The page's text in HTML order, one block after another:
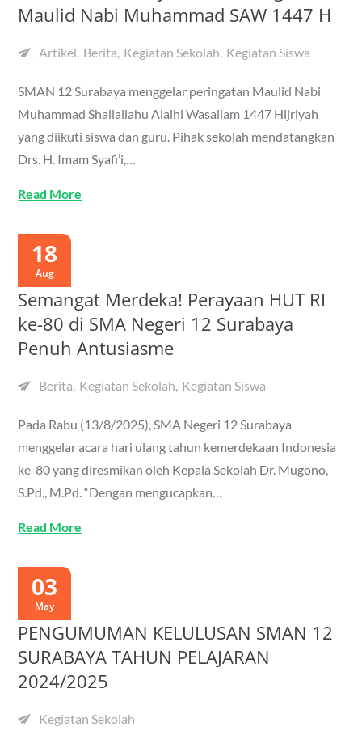
Maulid Nabi Muhammad SAW 1447 H
Artikel Berita Kegiatan Sekolah Kegiatan Siswa
SMAN 12 Surabaya menggelar peringatan Maulid Nabi
Muhammad Shallallahu Alaihi Wasallam 1447 Hijriyah
yang diikuti siswa dan guru. Pihak sekolah mendatangkan
Drs. H. Imam Syafi’i,…
Read More
18
Aug
Semangat Merdeka! Perayaan HUT RI
ke-80 di SMA Negeri 12 Surabaya
Penuh Antusiasme
Berita Kegiatan Sekolah Kegiatan Siswa
Pada Rabu (13/8/2025), SMA Negeri 12 Surabaya
menggelar acara hari ulang tahun kemerdekaan Indonesia
ke-80 yang diresmikan oleh Kepala Sekolah Dr. Mugono,
S.Pd., M.Pd. “Dengan mengucapkan…
Read More
03
May
PENGUMUMAN KELULUSAN SMAN 12
SURABAYA TAHUN PELAJARAN
2024/2025
Kegiatan Sekolah